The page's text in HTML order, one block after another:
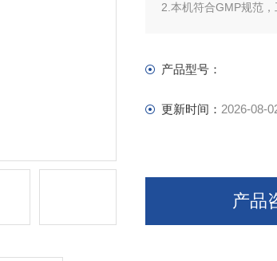
2.本机符合GMP规范，
产品型号：
更新时间： 2026-08-
产品